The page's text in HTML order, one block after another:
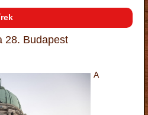
28. Budapest
A